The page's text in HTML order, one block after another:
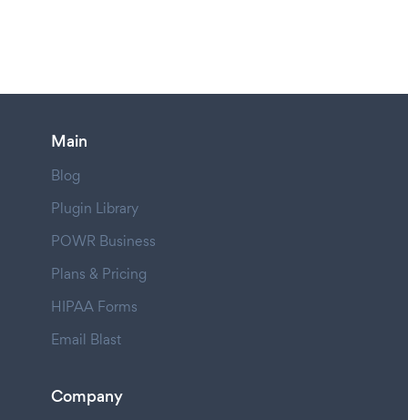
Main
Blog
Plugin Library
POWR Business
Plans & Pricing
HIPAA Forms
Email Blast
Company